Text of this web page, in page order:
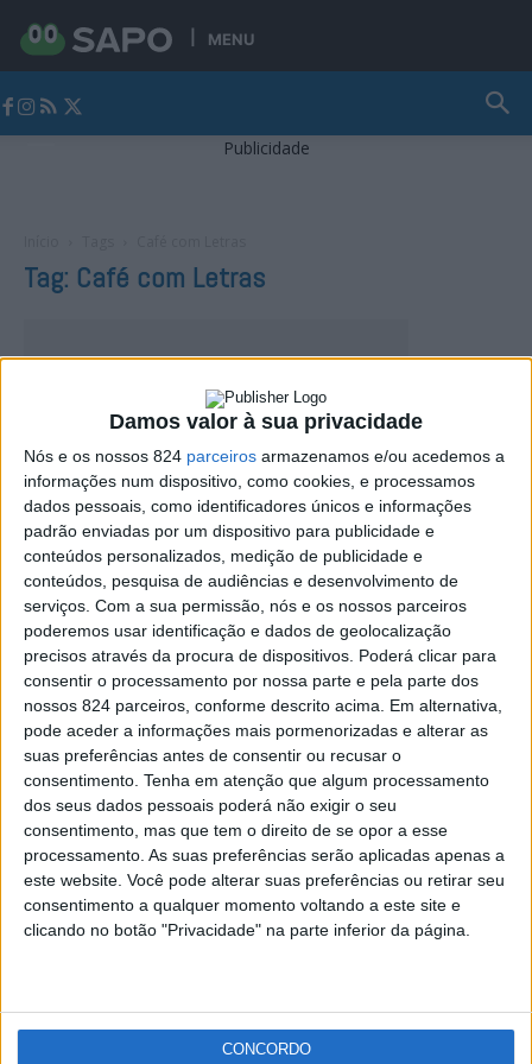
Damos valor à sua privacidade
Nós e os nossos 824 parceiros armazenamos e/ou acedemos a
informações num dispositivo, como cookies, e processamos
dados pessoais, como identificadores únicos e informações
padrão enviadas por um dispositivo para publicidade e
conteúdos personalizados, medição de publicidade e
conteúdos, pesquisa de audiências e desenvolvimento de
serviços. Com a sua permissão, nós e os nossos parceiros
poderemos usar identificação e dados de geolocalização
precisos através da procura de dispositivos. Poderá clicar para
consentir o processamento por nossa parte e pela parte dos
nossos 824 parceiros, conforme descrito acima. Em alternativa,
pode aceder a informações mais pormenorizadas e alterar as
suas preferências antes de consentir ou recusar o
consentimento. Tenha em atenção que algum processamento
dos seus dados pessoais poderá não exigir o seu
consentimento, mas que tem o direito de se opor a esse
processamento. As suas preferências serão aplicadas apenas a
este website. Você pode alterar suas preferências ou retirar seu
consentimento a qualquer momento voltando a este site e
clicando no botão "Privacidade" na parte inferior da página.
CONCORDO
MENU
Publicidade
Tag: Café com Letras
CIPGCRN convida Domingos Amaral para “Café com
Letras”
Redacção - 3 de Março, 2021
Publicidade
Publicidade
RSS X